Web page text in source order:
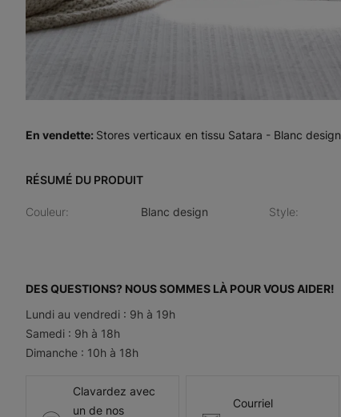
En vendette: Stores verticaux en tissu Satara - Blanc design
RÉSUMÉ DU PRODUIT
Couleur: Blanc design Style:
DES QUESTIONS? NOUS SOMMES LÀ POUR VOUS AIDER!
Lundi au vendredi : 9h à 19h
Samedi : 9h à 18h
Dimanche : 10h à 18h
Clavardez avec
un de nos
Courriel